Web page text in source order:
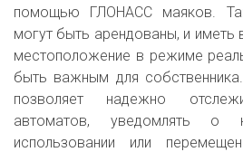
помощью ГЛОНАСС маяков.
могут быть арендованы, и иметь
местоположение в режиме
быть важным для
позволяет надежно
автоматов, уведомлять о
использовании или